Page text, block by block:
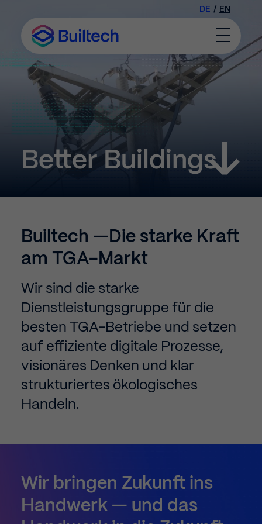
DE / EN
Toggle
Menu
Better Buildings
Builtech — Die starke Kraft
am
TGA-Markt
Wir sind die starke
Dienstleistungsgruppe für die
besten TGA-Betriebe und setzen
auf effiziente digitale Prozesse,
visionäres Denken und klar
strukturiertes ökologisches
Handeln.
Wir bringen Zukunft ins
Handwerk — und das
0
1
2
3
0
1
2
0
1
2
0
1
2
3
4
5
0
1
2
3
4
5